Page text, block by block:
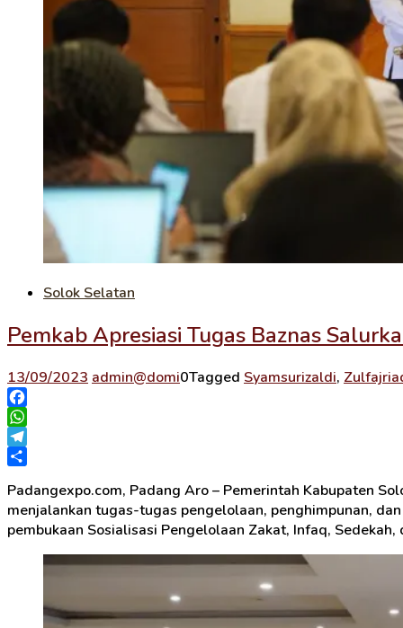
Solok Selatan
Pemkab Apresiasi Tugas Baznas
13/09/2023 admin@domi0Tagged Syamsurizaldi,
Facebook
WhatsApp
Telegram
Padangexpo.com, Padang Aro – Pemerintah Kabupaten
menjalankan tugas-tugas pengelolaan, penghimpunan,
pembukaan Sosialisasi Pengelolaan Zakat, Infaq,